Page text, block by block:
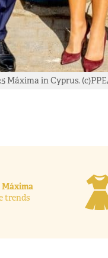
Máxima in Cyprus.
trends